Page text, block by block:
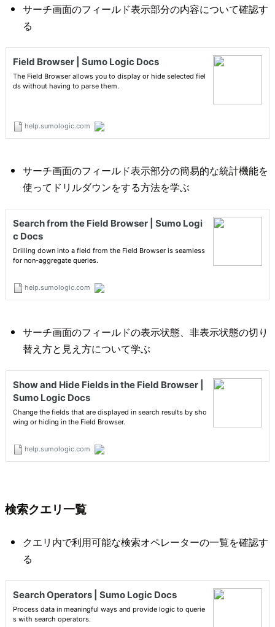
サーチ画面のフィールド表示部分の内容について確認す
る
サーチ画面のフィールド表示部分の簡易的な統計機能を
使ってドリルダウンをする方法を学ぶ
サーチ画面のフィールドの表示状態、非表示状態の切り
替え方と見え方について学ぶ
検索クエリ一覧
クエリ内で利用可能な検索オペレーターの一覧を確認す
る